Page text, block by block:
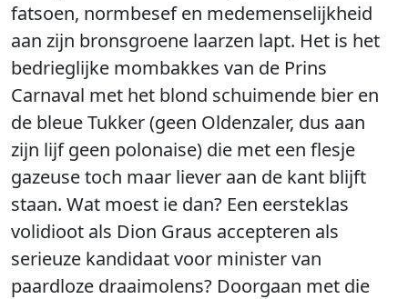
fatsoen, normbesef en medemenselijkheid
aan zijn bronsgroene laarzen lapt. Het is het
bedrieglijke mombakkes van de Prins
Carnaval met het blond schuimende bier en
de bleue Tukker (geen Oldenzaler, dus aan
zijn lijf geen polonaise) die met een flesje
gazeuse toch maar liever aan de kant blijft
staan. Wat moest ie dan? Een eersteklas
volidioot als Dion Graus accepteren als
serieuze kandidaat voor minister van
paardloze draaimolens? Doorgaan met die